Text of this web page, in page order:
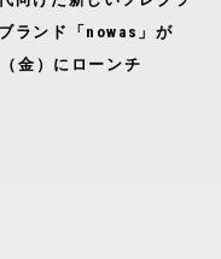
ランド「nowas」が
金）にローンチ